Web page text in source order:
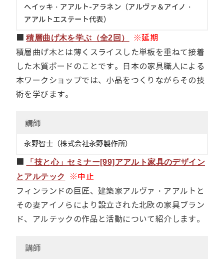
へイッキ・アアルト-アラネン（アルヴァ＆アイノ・
アアルトエステート代表）
■ 積層曲げ木を学ぶ（全2回）
※延期
積層曲げ木とは薄くスライスした単板を重ねて接着
した木質ボードのことです。日本の家具職人による
本ワークショップでは、小品をつくりながらその技
術を学びます。
講師
永野智士（株式会社永野製作所）
■
「技と心」セミナー[99]アアルト家具のデザイン
とアルテック
※中止
フィンランドの巨匠、建築家アルヴァ・アアルトと
その妻アイノらにより設立された北欧の家具ブラン
ド、アルテックの作品と活動について紹介します。
講師